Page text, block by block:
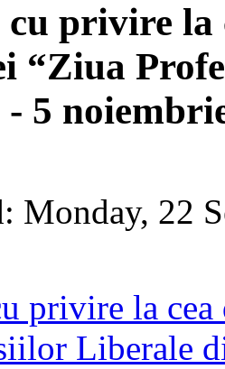
privire la
“Ziua
5
Monday, 22
privire la
Liberale